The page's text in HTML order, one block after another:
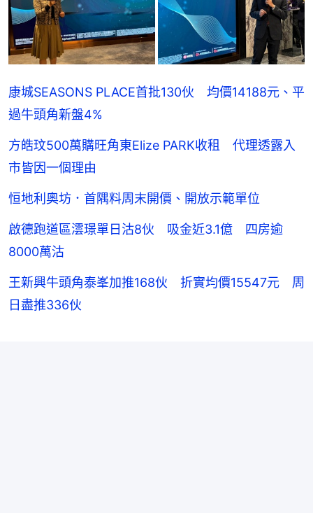
康城SEASONS PLACE首批130伙 均價14188元、平
過牛頭角新盤4%
方皓玟500萬購旺角東Elize PARK收租 代理透露入
市皆因一個理由
恒地利奧坊．首隅料周末開價、開放示範單位
啟德跑道區澐璟單日沽8伙 吸金近3.1億 四房逾
8000萬沽
王新興牛頭角泰峯加推168伙 折實均價15547元 周
日盡推336伙